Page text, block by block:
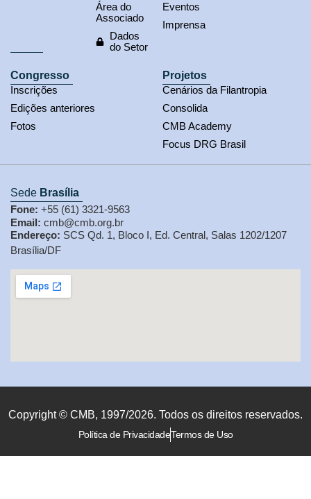
Área do
Associado
Dados
do Setor
Eventos
Imprensa
Congresso
Inscrições
Edições anteriores
Fotos
Projetos
Cenários da Filantropia
Consolida
CMB Academy
Focus DRG Brasil
Sede Brasília
Fone: +55 (61) 3321-9563
Email: cmb@cmb.org.br
Endereço: SCS Qd. 1, Bloco I, Ed. Central, Salas 1202/1207
Brasília/DF
Copyright © CMB, 1997/2026. Todos os direitos reservados.
Política de PrivacidadeTermos de Uso